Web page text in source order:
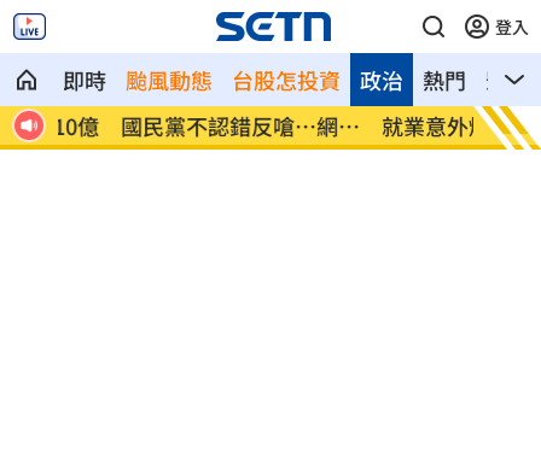
登入
即時 颱風動態 台股怎投資 熱門 影音
政治
炸
就業意外爆冷！那指漲342點 標普500新
高
美通
關稅